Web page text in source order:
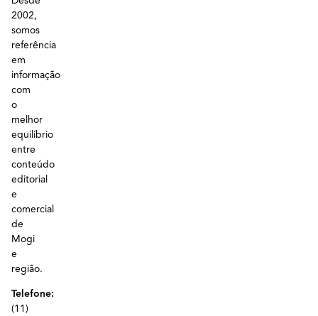
2002,
somos
referência
em
informação
com
o
melhor
equilíbrio
entre
conteúdo
editorial
e
comercial
de
Mogi
e
região.
Telefone:
(11)